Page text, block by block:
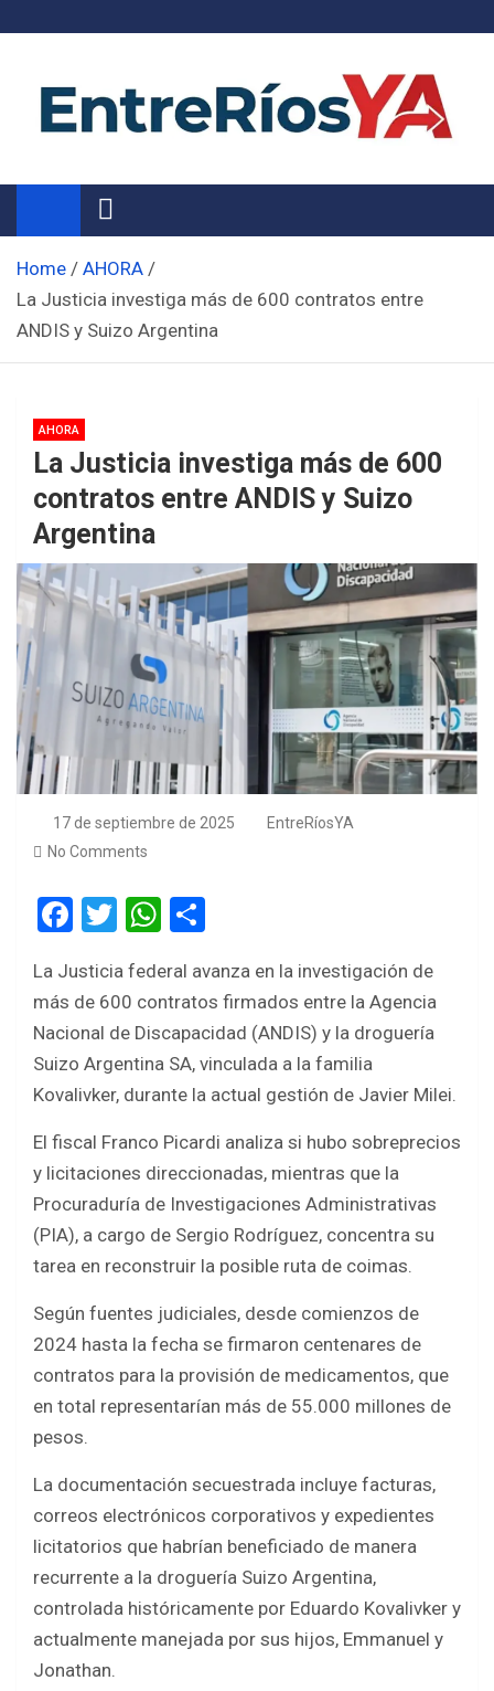
Noticias de Entre Ríos
Información de toda la provincia ahora
Home
AHORA
La Justicia investiga más de 600 contratos entre
ANDIS y Suizo Argentina
AHORA
La Justicia investiga más de 600
contratos entre ANDIS y Suizo
Argentina
17 de septiembre de 2025
EntreRíosYA
No Comments
F
ce
b
o
o
T
tt
er
W
at
s
A
p
p
ar
e
La Justicia federal avanza en la investigación de
más de 600 contratos firmados entre la Agencia
Nacional de Discapacidad (ANDIS) y la droguería
Suizo Argentina SA, vinculada a la familia
Kovalivker, durante la actual gestión de Javier Milei.
El fiscal Franco Picardi analiza si hubo sobreprecios
y licitaciones direccionadas, mientras que la
Procuraduría de Investigaciones Administrativas
(PIA), a cargo de Sergio Rodríguez, concentra su
tarea en reconstruir la posible ruta de coimas.
Según fuentes judiciales, desde comienzos de
2024 hasta la fecha se firmaron centenares de
contratos para la provisión de medicamentos, que
en total representarían más de 55.000 millones de
pesos.
La documentación secuestrada incluye facturas,
correos electrónicos corporativos y expedientes
licitatorios que habrían beneficiado de manera
recurrente a la droguería Suizo Argentina,
controlada históricamente por Eduardo Kovalivker y
actualmente manejada por sus hijos, Emmanuel y
Jonathan.